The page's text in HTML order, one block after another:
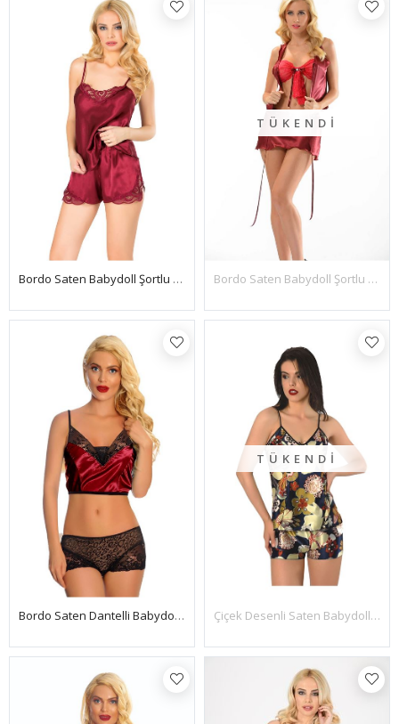
Bordo Saten Babydoll Şortlu Takım - 281
TÜKENDI
Bordo Saten Babydoll Şortlu Takım - 342
Bordo Saten Dantelli Babydoll Şortlu Takım - 288
TÜKENDI
Çiçek Desenli Saten Babydoll Şortlu Takım - 295